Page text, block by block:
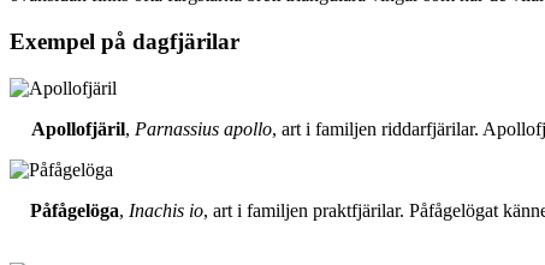
Exempel på dagfjärilar
Apollofjäril, Parnassius apollo, art i familjen riddarfjärilar.
Påfågelöga, Inachis io, art i familjen praktfjärilar. Påfågelögat